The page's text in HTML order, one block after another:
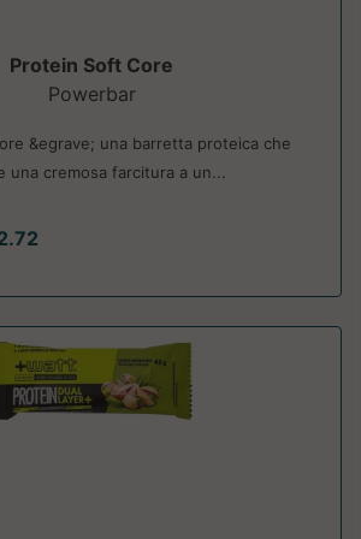
Protein Soft Core
Powerbar
&egrave; una barretta proteica che
una cremosa farcitura a un...